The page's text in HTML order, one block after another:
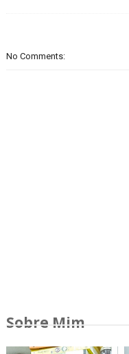
No Comments:
Sobre Mim